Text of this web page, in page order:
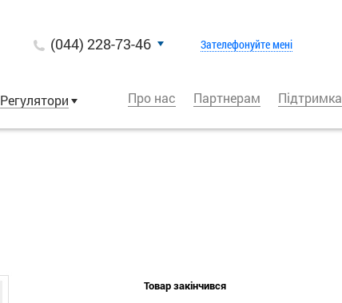
(044) 228-73-46 Зателефонуйте мені
Регулятори Про нас Партнерам Підтримка
Товар закінчився